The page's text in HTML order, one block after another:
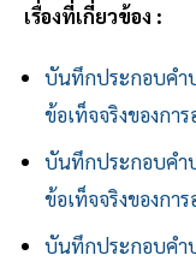
เรื่องที่เกี่ยวข้อง :
บันทึกประกอบคำ
ข้อเท็จจริงของกา
บันทึกประกอบคำ
ข้อเท็จจริงของกา
บันทึกประกอบคำ